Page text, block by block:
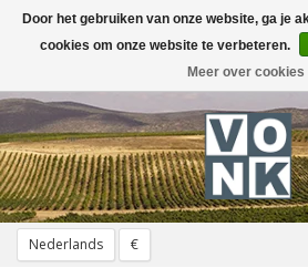
Nederlands €
Toggle
navigation
Door het gebruiken van onze website, ga je
cookies om onze website te verbeteren.
Meer over cookies